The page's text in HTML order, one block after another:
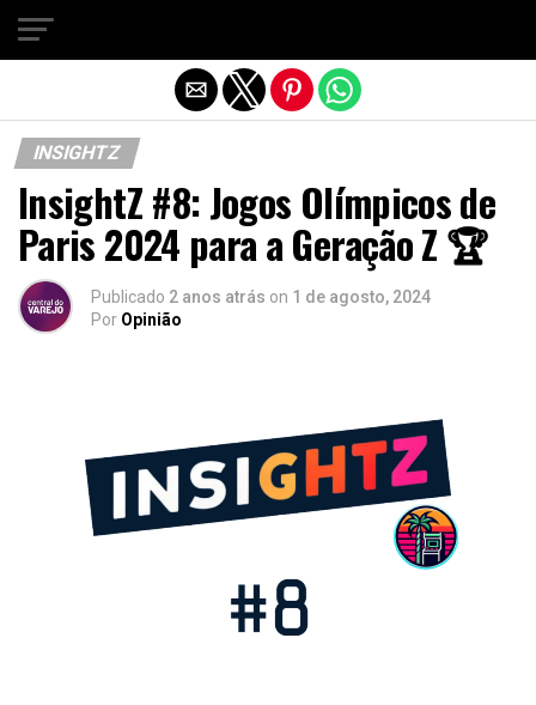
INSIGHTZ
InsightZ #8: Jogos Olímpicos de
Paris 2024 para a Geração Z 🏆
Publicado 2 anos atrás on 1 de agosto, 2024
Por Opinião